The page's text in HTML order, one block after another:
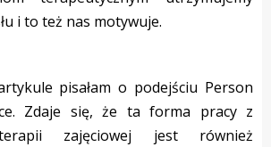
i to też nas motywuje.
pisałam o podejściu Person
Zdaje się, że ta forma pracy z
zajęciowej jest również